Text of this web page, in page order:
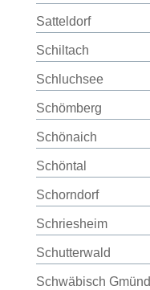
Satteldorf
Schiltach
Schluchsee
Schömberg
Schönaich
Schöntal
Schorndorf
Schriesheim
Schutterwald
Schwäbisch Gmünd